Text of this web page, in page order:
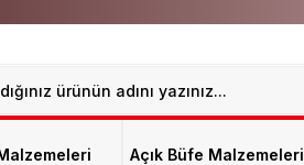
Açık Büfe Malzemeleri